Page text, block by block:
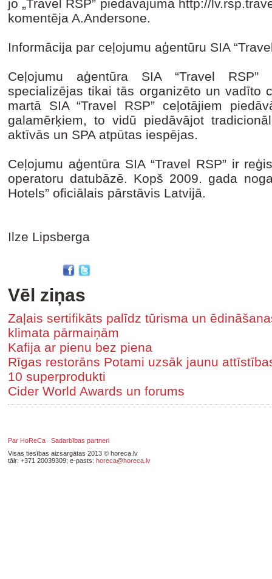
jo „Travel RSP” piedāvājumā http://
komentēja A.Andersone.
Informācija par ceļojumu aģentūru SIA
Ceļojumu aģentūra SIA “Travel
specializējas tikai tās organizēto un vadīto
martā SIA “Travel RSP” ceļotājiem
galamērķiem, to vidū piedāvājot
aktīvās un SPA atpūtas iespējas.
Ceļojumu aģentūra SIA “Travel RSP” ir
operatoru datubāzē. Kopš 2009. gada
Hotels” oficiālais pārstāvis Latvijā.
Ilze Lipsberga
Vēl ziņas
Zaļais sertifikāts palīdz tūrisma un
klimata pārmaiņām
Kafija ar pienu bez piena
Rīgas restorāns Potami uzsāk jaunu
10 superprodukti
Cider World Awards un forums
Par HoReCa
Sadarbības partneri
Visas tiesības aizsargātas 2013 © horeca.lv
tālr: +371 20039309; e-pasts: horeca@horeca.lv